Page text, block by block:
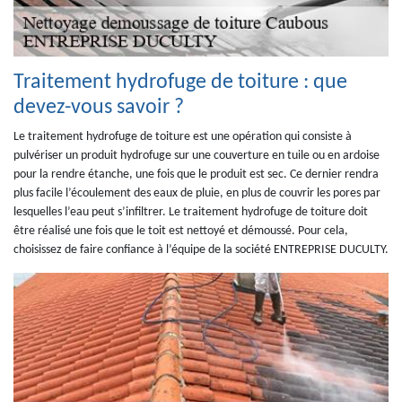
Traitement hydrofuge de toiture : que
devez-vous savoir ?
Le traitement hydrofuge de toiture est une opération qui consiste à
pulvériser un produit hydrofuge sur une couverture en tuile ou en ardoise
pour la rendre étanche, une fois que le produit est sec. Ce dernier rendra
plus facile l’écoulement des eaux de pluie, en plus de couvrir les pores par
lesquelles l’eau peut s’infiltrer. Le traitement hydrofuge de toiture doit
être réalisé une fois que le toit est nettoyé et démoussé. Pour cela,
choisissez de faire confiance à l’équipe de la société ENTREPRISE DUCULTY.